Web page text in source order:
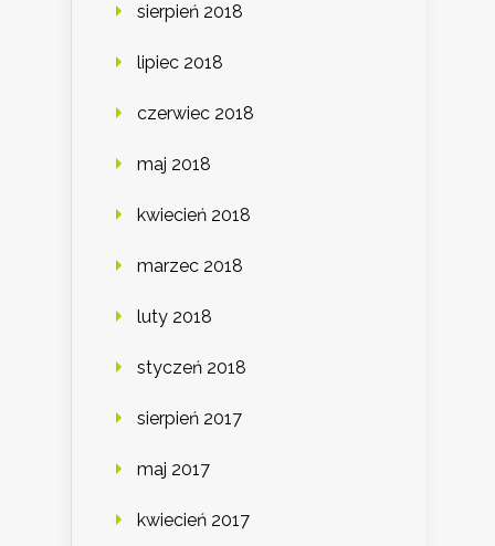
sierpień 2018
lipiec 2018
czerwiec 2018
maj 2018
kwiecień 2018
marzec 2018
luty 2018
styczeń 2018
sierpień 2017
maj 2017
kwiecień 2017